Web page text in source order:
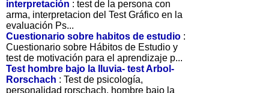
interpretación : test de la persona con
arma, interpretacion del Test Gráfico en la
evaluación Ps...
Cuestionario sobre habitos de estudio :
Cuestionario sobre Hábitos de Estudio y
test de motivación para el aprendizaje p...
Test hombre bajo la lluvia- test Arbol-
Rorschach : Test de psicología,
personalidad rorschach, hombre bajo la